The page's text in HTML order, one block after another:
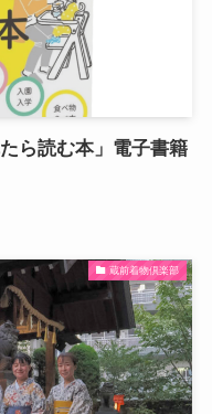
ら読む本」電子書籍
蔵前着物倶楽部